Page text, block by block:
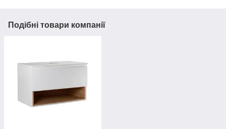
Подібні товари компанії